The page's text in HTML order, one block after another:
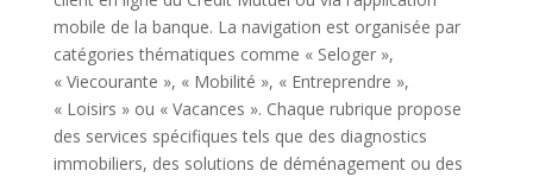
mobile de la banque. La navigation est organisée par
catégories thématiques comme « Seloger »,
« Viecourante », « Mobilité », « Entreprendre »,
« Loisirs » ou « Vacances ». Chaque rubrique propose
des services spécifiques tels que des diagnostics
immobiliers, des solutions de déménagement ou des